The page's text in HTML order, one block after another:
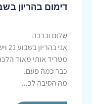
דימום בהריון
שלום וברכה
מטריד אותי מאוד
כבר כמה פעם.
מה הסיבה לכ...